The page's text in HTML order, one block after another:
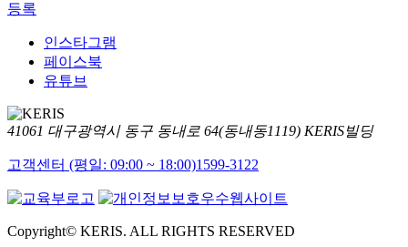
등록
인스타그램
페이스북
유튜브
41061 대구광역시 동구 동내로 64(동내동1119) KERIS빌딩
고객센터 (평일: 09:00 ~ 18:00)1599-3122
Copyright© KERIS. ALL RIGHTS RESERVED